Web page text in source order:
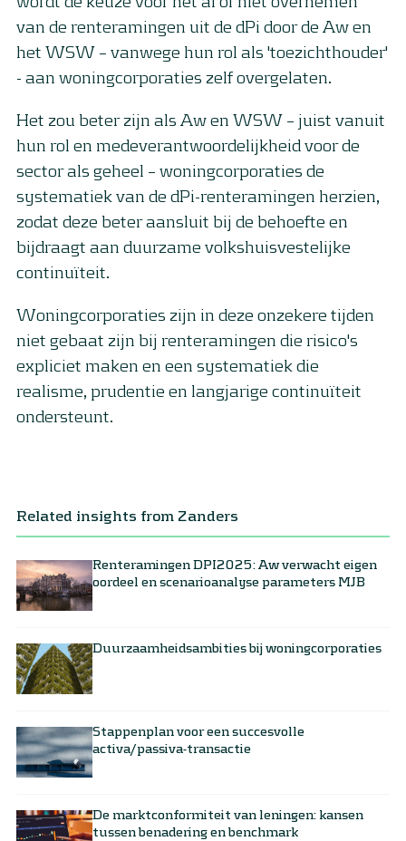
van de renteramingen uit de dPi door de Aw en
het WSW – vanwege hun rol als 'toezichthouder'
- aan woningcorporaties zelf overgelaten.
Het zou beter zijn als Aw en WSW – juist vanuit
hun rol en medeverantwoordelijkheid voor de
sector als geheel – woningcorporaties de
systematiek van de dPi-renteramingen herzien,
zodat deze beter aansluit bij de behoefte en
bijdraagt aan duurzame volkshuisvestelijke
continuïteit.
Woningcorporaties zijn in deze onzekere tijden
niet gebaat zijn bij renteramingen die risico's
expliciet maken en een systematiek die
realisme, prudentie en langjarige continuïteit
ondersteunt.
Related insights from Zanders
Renteramingen DPI2025: Aw verwacht eigen
oordeel en scenarioanalyse parameters MJB
Duurzaamheidsambities bij woningcorporaties
Stappenplan voor een succesvolle
activa/passiva-transactie
De marktconformiteit van leningen: kansen
tussen benadering en benchmark